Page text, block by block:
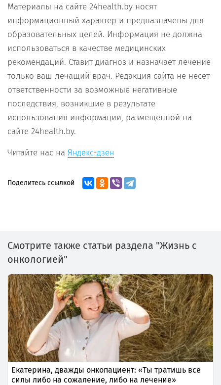
Материалы на сайте 24health.by носят
информационный характер и предназначены для
образовательных целей. Информация не должна
использоваться в качестве медицинских
рекомендаций. Ставит диагноз и назначает лечение
только ваш лечащий врач. Редакция сайта не несет
ответственности за возможные негативные
последствия, возникшие в результате
использования информации, размещенной на
сайте 24health.by.
Читайте нас на Яндекс-дзен
Поделитесь ссылкой
Смотрите также статьи раздела "Жизнь с
онкологией"
Екатерина, дважды онкопациент: «Ты тратишь все
силы либо на сожаление, либо на лечение»